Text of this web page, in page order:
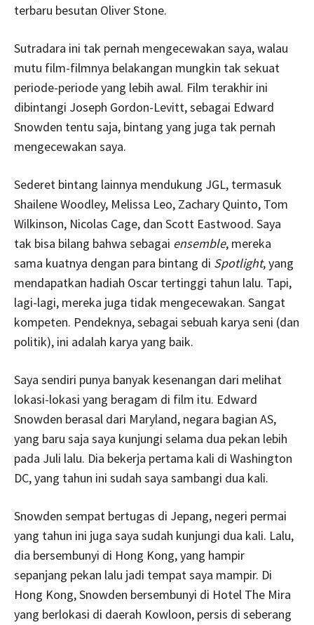
terbaru besutan Oliver Stone.
Sutradara ini tak pernah mengecewakan saya, walau
mutu film-filmnya belakangan mungkin tak sekuat
periode-periode yang lebih awal. Film terakhir ini
dibintangi Joseph Gordon-Levitt, sebagai Edward
Snowden tentu saja, bintang yang juga tak pernah
mengecewakan saya.
Sederet bintang lainnya mendukung JGL, termasuk
Shailene Woodley, Melissa Leo, Zachary Quinto, Tom
Wilkinson, Nicolas Cage, dan Scott Eastwood. Saya
tak bisa bilang bahwa sebagai ensemble, mereka
sama kuatnya dengan para bintang di Spotlight, yang
mendapatkan hadiah Oscar tertinggi tahun lalu. Tapi,
lagi-lagi, mereka juga tidak mengecewakan. Sangat
kompeten. Pendeknya, sebagai sebuah karya seni (dan
politik), ini adalah karya yang baik.
Saya sendiri punya banyak kesenangan dari melihat
lokasi-lokasi yang beragam di film itu. Edward
Snowden berasal dari Maryland, negara bagian AS,
yang baru saja saya kunjungi selama dua pekan lebih
pada Juli lalu. Dia bekerja pertama kali di Washington
DC, yang tahun ini sudah saya sambangi dua kali.
Snowden sempat bertugas di Jepang, negeri permai
yang tahun ini juga saya sudah kunjungi dua kali. Lalu,
dia bersembunyi di Hong Kong, yang hampir
sepanjang pekan lalu jadi tempat saya mampir. Di
Hong Kong, Snowden bersembunyi di Hotel The Mira
yang berlokasi di daerah Kowloon, persis di seberang